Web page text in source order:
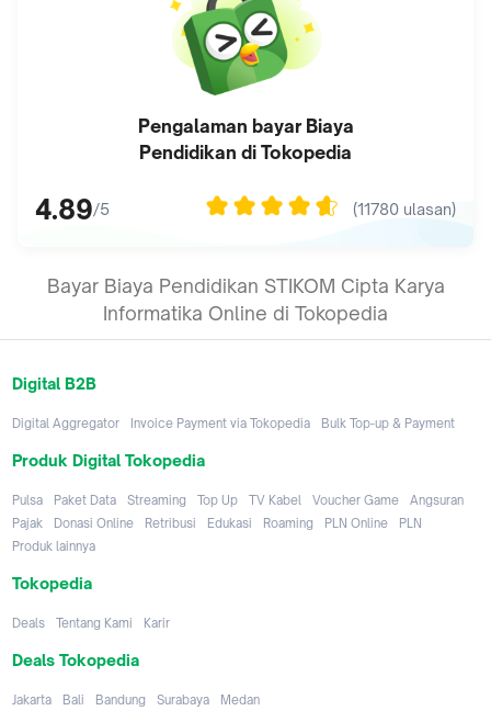
Pengalaman bayar Biaya
Pendidikan di Tokopedia
4.89/5 (11780 ulasan)
Bayar Biaya Pendidikan STIKOM Cipta Karya
Informatika Online di Tokopedia
Digital B2B
Digital Aggregator Invoice Payment via Tokopedia Bulk Top-up & Payment
Produk Digital Tokopedia
Pulsa Paket Data Streaming Top Up TV Kabel Voucher Game
Angsuran
Pajak
Donasi Online Retribusi Edukasi Roaming PLN Online
PLN
Produk lainnya
Tokopedia
Deals Tentang Kami Karir
Deals Tokopedia
Jakarta Bali Bandung Surabaya Medan